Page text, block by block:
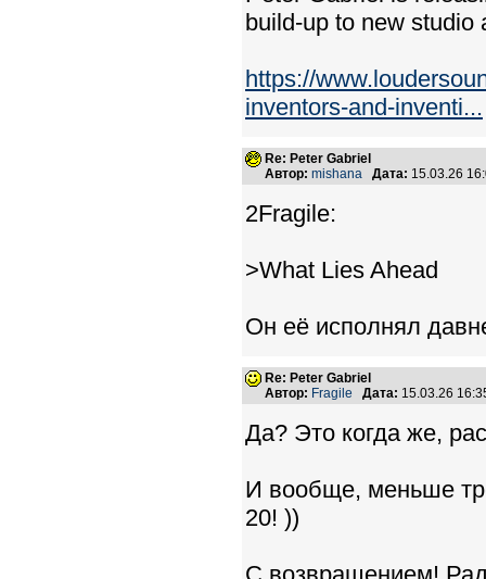
build-up to new studio
https://
inventors-and-inventi...
Re: Peter Gabriel
Автор: mishana Дата: 15.03.26
2Fragile:
>What Lies Ahead
Он её исполнял
Re: Peter Gabriel
Автор: Fragile Дата: 15.03.26
Да? Это когда же,
И вообще, меньше
20! ))